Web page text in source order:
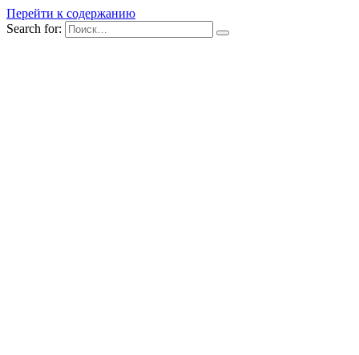
Перейти к содержанию
Search for: